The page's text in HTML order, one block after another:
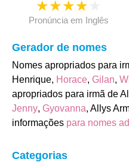
★★★★
Pronúncia em Inglês
Gerador de nomes
Nomes apropriados para
Henrique, Horace, Gilan,
apropriados para irmã de
Jenny, Gyovanna, Allys
informações para nomes
Categorias